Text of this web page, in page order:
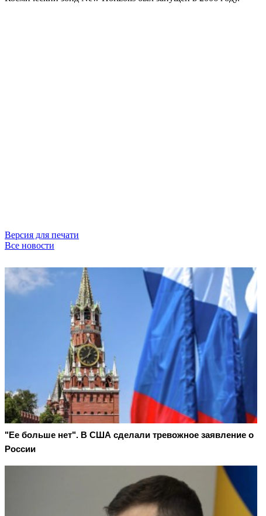
Версия для печати
Все новости
"Ее больше нет". В США сделали тревожное заявление о
России